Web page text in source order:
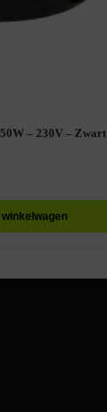
– 230V – Zwart